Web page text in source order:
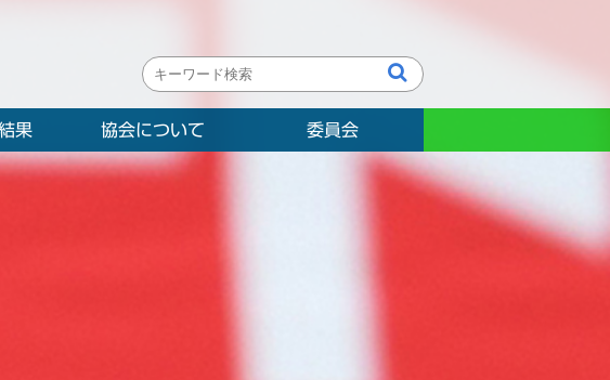
果 協会について 委員会